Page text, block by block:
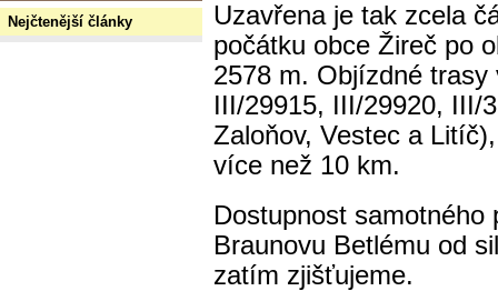
Nejčtenější články
Uzavřena je tak zcela
počátku obce Žireč po
2578 m. Objízdné
III/29915, III/29920, III/
Zaloňov, Vestec a
více než 10 km.
Dostupnost
Braunovu Betlému od
zatím zjišťujeme.